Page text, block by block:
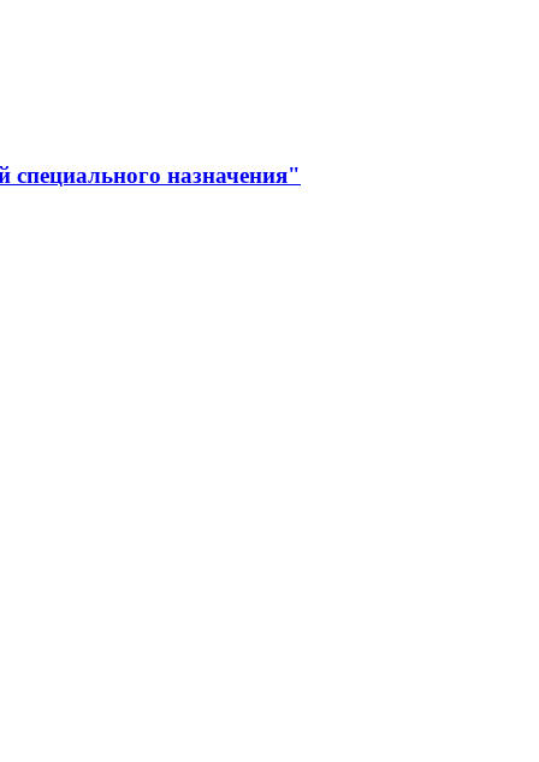
специального назначения"